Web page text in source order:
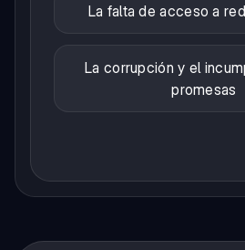
La falta de acceso a
La corrupción y el
promesas